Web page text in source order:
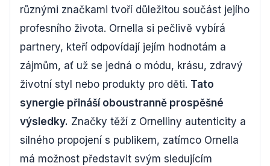
různými značkami tvoří důležitou součást jejího
profesního života. Ornella si pečlivě vybírá
partnery, kteří odpovídají jejím hodnotám a
zájmům, ať už se jedná o módu, krásu, zdravý
životní styl nebo produkty pro děti. Tato
synergie přináší oboustranně prospěšné
výsledky. Značky těží z Ornelliny autenticity a
silného propojení s publikem, zatímco Ornella
má možnost představit svým sledujícím